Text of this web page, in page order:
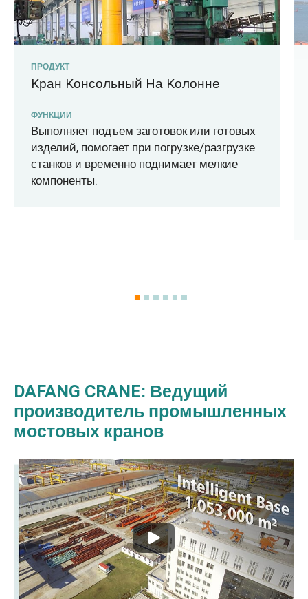
ПРОДУКТ
Kран Kонсольный Hа Kолонне
ФУНКЦИИ
Выполняет подъем заготовок или готовых
изделий, помогает при погрузке/разгрузке
станков и временно поднимает мелкие
компоненты.
DAFANG CRANE: Ведущий
производитель промышленных
мостовых кранов